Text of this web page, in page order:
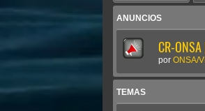
ANUNCIOS
CR-
por ONSA/
TEMAS